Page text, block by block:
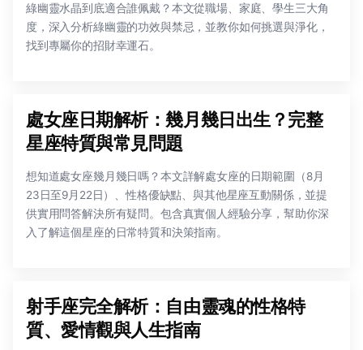
綠幽靈水晶到底適合誰佩戴？本文從職場、家庭、學生三大角
度，深入分析綠幽靈的功效與禁忌，並教你如何挑選與淨化，
找到專屬你的招財幸運石。
處女座日期解析：幾月幾日出生？完整
星座特質與常見問題
想知道處女座幾月幾日嗎？本文詳解處女座的日期範圍（8月
23日至9月22日）、性格優缺點、與其他星座互動關係，並提
供實用問答解決所有疑問。包含真實個人經驗分享，幫助你深
入了解這個星座的日常特質和決策指南。
射手座完全解析：自由靈魂的性格特
質、愛情觀與人生指南